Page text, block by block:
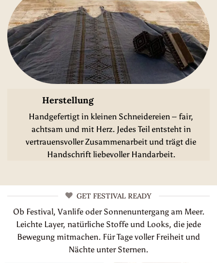
Herstellung
Handgefertigt in kleinen Schneidereien – fair,
achtsam und mit Herz. Jedes Teil entsteht in
vertrauensvoller Zusammenarbeit und trägt die
Handschrift liebevoller Handarbeit.
GET FESTIVAL READY
Ob Festival, Vanlife oder Sonnenuntergang am Meer.
Leichte Layer, natürliche Stoffe und Looks, die jede
Bewegung mitmachen. Für Tage voller Freiheit und
Nächte unter Sternen.